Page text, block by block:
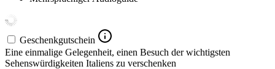
Geschenkgutschein
Eine einmalige Gelegenheit, einen Besuch der wichtigsten
Sehenswürdigkeiten Italiens zu verschenken